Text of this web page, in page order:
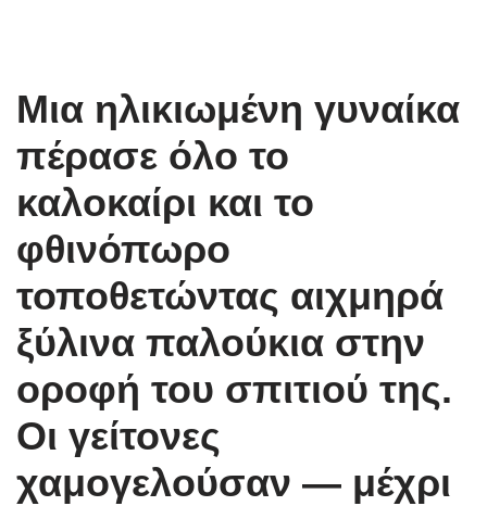
Μια ηλικιωμένη γυναίκα
πέρασε όλο το
καλοκαίρι και το
φθινόπωρο
τοποθετώντας αιχμηρά
ξύλινα παλούκια στην
οροφή του σπιτιού της.
Οι γείτονες
χαμογελούσαν — μέχρι